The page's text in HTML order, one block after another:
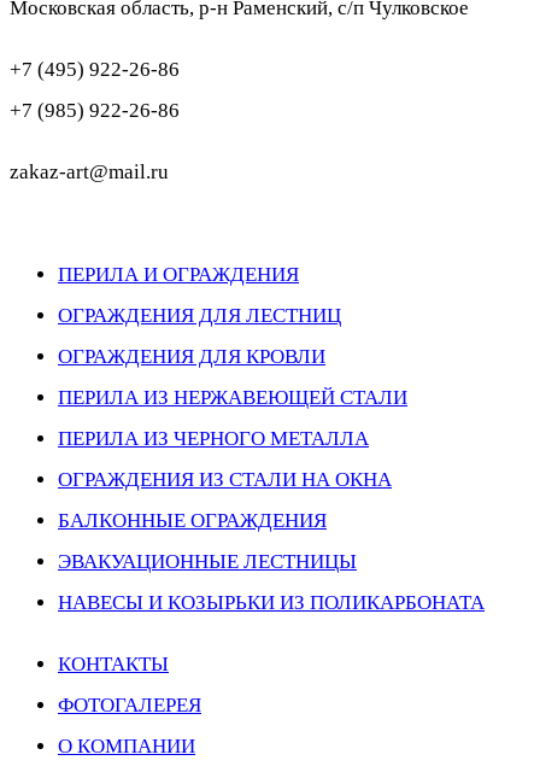
Московская область, р-н Раменский, с/п Чулковское
+7 (495) 922-26-86
+7 (985) 922-26-86
zakaz-art@mail.ru
ПЕРИЛА И ОГРАЖДЕНИЯ
ОГРАЖДЕНИЯ ДЛЯ ЛЕСТНИЦ
ОГРАЖДЕНИЯ ДЛЯ КРОВЛИ
ПЕРИЛА ИЗ НЕРЖАВЕЮЩЕЙ СТАЛИ
ПЕРИЛА ИЗ ЧЕРНОГО МЕТАЛЛА
ОГРАЖДЕНИЯ ИЗ СТАЛИ НА ОКНА
БАЛКОННЫЕ ОГРАЖДЕНИЯ
ЭВАКУАЦИОННЫЕ ЛЕСТНИЦЫ
НАВЕСЫ И КОЗЫРЬКИ ИЗ ПОЛИКАРБОНАТА
КОНТАКТЫ
ФОТОГАЛЕРЕЯ
О КОМПАНИИ